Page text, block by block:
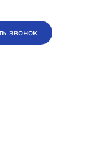
звонок